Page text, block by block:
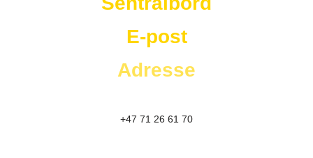
E-post
Adresse
+47 71 26 61 70